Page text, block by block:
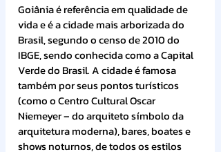
Goiânia é referência em qualidade de
vida e é a cidade mais arborizada do
Brasil, segundo o censo de 2010 do
IBGE, sendo conhecida como a Capital
Verde do Brasil. A cidade é famosa
também por seus pontos turísticos
(como o Centro Cultural Oscar
Niemeyer – do arquiteto símbolo da
arquitetura moderna), bares, boates e
shows noturnos, de todos os estilos